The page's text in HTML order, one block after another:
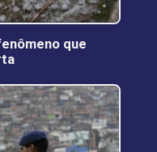
que